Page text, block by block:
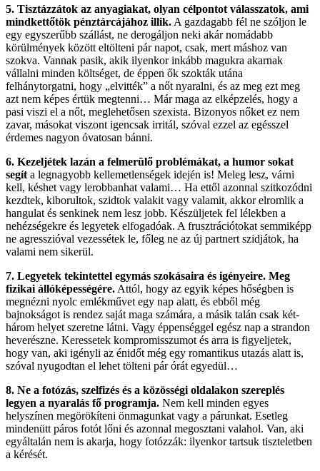
5. Tisztázzátok az anyagiakat, olyan célpontot válasszatok, ami
mindkettőtök pénztárcájához illik. A gazdagabb fél ne szóljon le
egy egyszerűbb szállást, ne derogáljon neki akár nomádabb
körülmények között eltölteni pár napot, csak, mert máshoz van
szokva. Vannak pasik, akik ilyenkor inkább magukra akarnak
vállalni minden költséget, de éppen ők szokták utána
felhánytorgatni, hogy „elvitték” a nőt nyaralni, és az meg ezt meg
azt nem képes értük megtenni… Már maga az elképzelés, hogy a
pasi viszi el a nőt, meglehetősen szexista. Bizonyos nőket ez nem
zavar, másokat viszont igencsak irritál, szóval ezzel az egésszel
érdemes nagyon óvatosan bánni.
6. Kezeljétek lazán a felmerülő problémákat, a humor sokat
segít a legnagyobb kellemetlenségek idején is! Meleg lesz, várni
kell, késhet vagy lerobbanhat valami… Ha ettől azonnal szitkozódni
kezdtek, kiborultok, szidtok valakit vagy valamit, akkor elromlik a
hangulat és senkinek nem lesz jobb. Készüljetek fel lélekben a
nehézségekre és legyetek elfogadóak. A frusztrációtokat semmiképp
ne agresszióval vezessétek le, főleg ne az új partnert szidjátok, ha
valami nem sikerül.
7. Legyetek tekintettel egymás szokásaira és igényeire. Meg
fizikai állóképességére. Attól, hogy az egyik képes hőségben is
megnézni nyolc emlékművet egy nap alatt, és ebből még
bajnokságot is rendez saját maga számára, a másik talán csak két-
három helyet szeretne látni. Vagy éppenséggel egész nap a strandon
heverészne. Keressetek kompromisszumot és arra is figyeljetek,
hogy van, aki igényli az énidőt még egy romantikus utazás alatt is,
szóval nyugodtan el lehet tölteni pár órát egyedül…
8. Ne a fotózás, szelfizés és a közösségi oldalakon szereplés
legyen a nyaralás fő programja. Nem kell minden egyes
helyszínen megörökíteni önmagunkat vagy a párunkat. Esetleg
mindenütt páros fotót lőni és azonnal megosztani valahol. Van, aki
egyáltalán nem is akarja, hogy fotózzák: ilyenkor tartsuk tiszteletben
a kérését.